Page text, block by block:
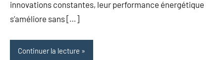
innovations constantes, leur performance énergétique
s’améliore sans […]
Continuer la lecture